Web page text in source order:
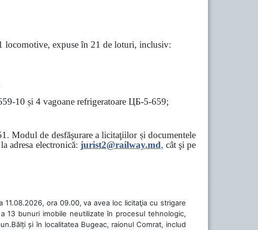
locomotive, expuse în 21 de loturi, inclusiv:
10 și 4 vagoane refrigeratoare ЦБ-5-659;
Modul de desfăşurare a licitaţiilor și documentele
adresa electronică: jurist2@railway.md, cât şi pe
ora 09.00, va avea loc licitaţia cu strigare
13 bunuri imobile neutilizate în procesul tehnologic,
și în localitatea Bugeac, raionul Comrat, includ